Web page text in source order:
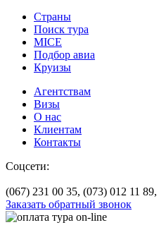
Страны
Поиск тура
MICE
Подбор авиа
Круизы
Агентствам
Визы
О нас
Клиентам
Контакты
Соцсети:
(067) 231 00 35, (073) 012 11 89,
Заказать обратный звонок